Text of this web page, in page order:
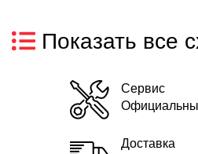
Показать все
Сервис
Доставка